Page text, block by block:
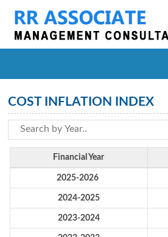
COST INFLATION INDEX
Financial Year
2025-2026
2024-2025
2023-2024